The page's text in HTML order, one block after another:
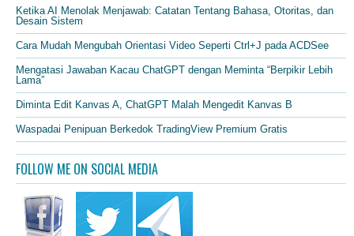
Ketika AI Menolak Menjawab: Catatan Tentang Bahasa, Otoritas, dan
Desain Sistem
Cara Mudah Mengubah Orientasi Video Seperti Ctrl+J pada ACDSee
Mengatasi Jawaban Kacau ChatGPT dengan Meminta “Berpikir Lebih
Lama”
Diminta Edit Kanvas A, ChatGPT Malah Mengedit Kanvas B
Waspadai Penipuan Berkedok TradingView Premium Gratis
FOLLOW ME ON SOCIAL MEDIA